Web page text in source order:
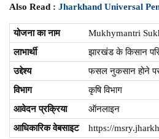
Also Read :Jharkhand Universal
योजना का नाम
Mukhymantri
लाभार्थी
झारखंड के किसान
उद्देश्य
फसल नुकसान होने पर
विभाग
कृषि विभाग
आवेदन प्रक्रिया
ऑनलाइन
आधिकारिक वेबसाइट
https://